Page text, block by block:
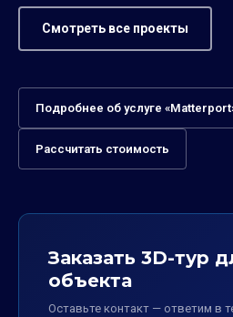
Смотреть все проекты
Подробнее об услуге
Рассчитать стоимость
Заказать 3D-тур
объекта
Оставьте контакт — ответим в